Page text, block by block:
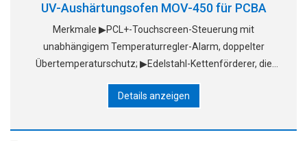
UV-Aushärtungsofen MOV-450 für PCBA
Merkmale ▶PCL+-Touchscreen-Steuerung mit
unabhängigem Temperaturregler-Alarm, doppelter
Übertemperaturschutz; ▶Edelstahl-Kettenförderer, die
angepasst werden
Details anzeigen